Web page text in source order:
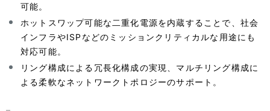
可能。
ホットスワップ可能な二重化電源を内蔵することで、社会
インフラやISPなどのミッションクリティカルな用途にも
対応可能。
リング構成による冗長化構成の実現、マルチリング構成に
よる柔軟なネットワークトポロジーのサポート。